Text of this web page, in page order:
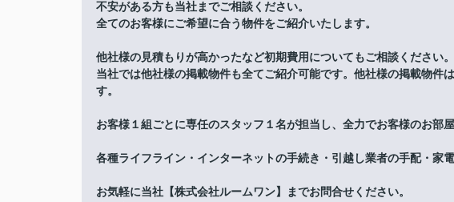
不安がある方も当社までご相談ください。
全てのお客様にご希望に合う物件をご紹介いたします。
他社様の見積もりが高かったなど初期費用についてもご相談ください。
当社では他社様の掲載物件も全てご紹介可能です。他社様の掲載物件
す。
お客様１組ごとに専任のスタッフ１名が担当し、全力でお客様のお部
各種ライフライン・インターネットの手続き・引越し業者の手配・家
お気軽に当社【株式会社ルームワン】までお問合せください。